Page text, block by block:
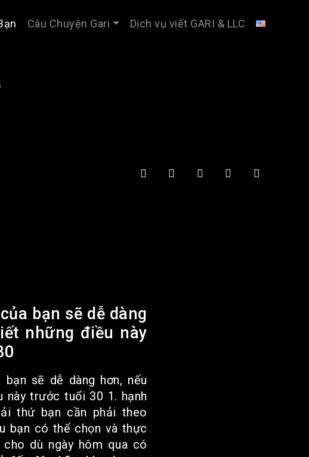
Câu Chuyện Gari Dịch vụ viết GARI & LLC
bạn sẽ dễ dàng
những điều này
bạn sẽ dễ dàng hơn, nếu
này trước tuổi 30 1. hạnh
thứ bạn cần phải theo
bạn có thể chọn và thực
cho dù ngày hôm qua có